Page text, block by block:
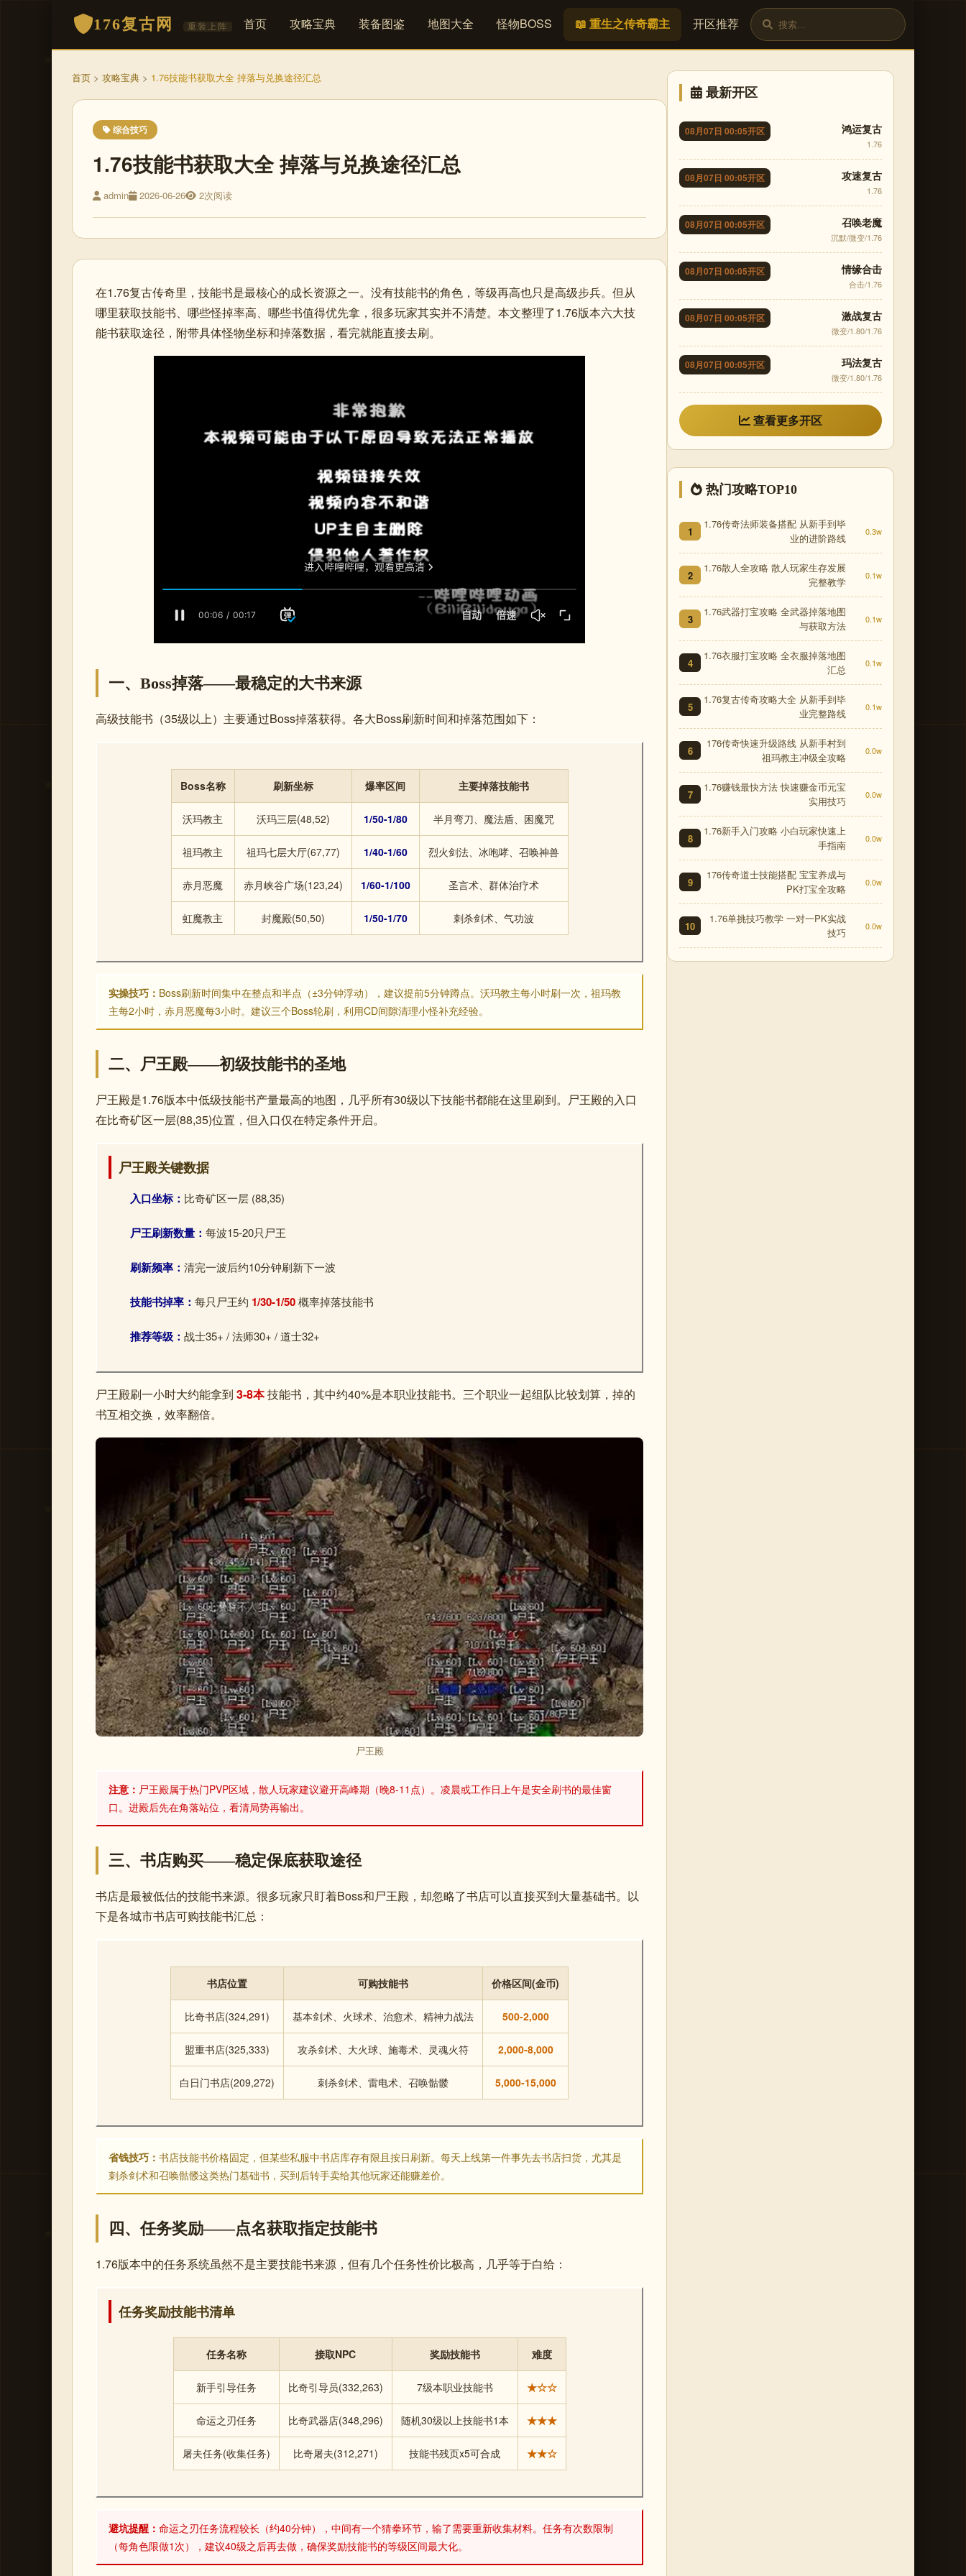
176复古网 重装上阵 首页 攻略宝典 装备图鉴 地图大全 怪物BOSS 📖 重生之传奇霸主 开区推荐
首页 > 攻略宝典 > 1.76技能书获取大全 掉落与兑换途径汇总
综合技巧
1.76技能书获取大全 掉落与兑换途径汇总
admin 2026-06-26 2次阅读
在1.76复古传奇里，技能书是最核心的成长资源之一。没有技能书的角色，等级再高也只是高级步兵。但从
哪里获取技能书、哪些怪掉率高、哪些书值得优先拿，很多玩家其实并不清楚。本文整理了1.76版本六大技
能书获取途径，附带具体怪物坐标和掉落数据，看完就能直接去刷。
一、Boss掉落——最稳定的大书来源
高级技能书（35级以上）主要通过Boss掉落获得。各大Boss刷新时间和掉落范围如下：
Boss名称 刷新坐标 爆率区间 主要掉落技能书
沃玛教主 沃玛三层(48,52) 1/50-1/80 半月弯刀、魔法盾、困魔咒
祖玛教主 祖玛七层大厅(67,77) 1/40-1/60 烈火剑法、冰咆哮、召唤神兽
赤月恶魔 赤月峡谷广场(123,24) 1/60-1/100 圣言术、群体治疗术
虹魔教主 封魔殿(50,50) 1/50-1/70 刺杀剑术、气功波
实操技巧： Boss刷新时间集中在整点和半点（±3分钟浮动），建议提前5分钟蹲点。沃玛教主每小时刷一次，祖玛教
主每2小时，赤月恶魔每3小时。建议三个Boss轮刷，利用CD间隙清理小怪补充经验。
二、尸王殿——初级技能书的圣地
尸王殿是1.76版本中低级技能书产量最高的地图，几乎所有30级以下技能书都能在这里刷到。尸王殿的入口
在比奇矿区一层(88,35)位置，但入口仅在特定条件开启。
尸王殿关键数据
入口坐标： 比奇矿区一层 (88,35)
尸王刷新数量： 每波15-20只尸王
刷新频率： 清完一波后约10分钟刷新下一波
技能书掉率： 每只尸王约 1/30-1/50概率掉落技能书
推荐等级： 战士35+ / 法师30+ / 道士32+
尸王殿刷一小时大约能拿到 3-8本技能书，其中约40%是本职业技能书。三个职业一起组队比较划算，掉的
书互相交换，效率翻倍。
尸王殿
注意： 尸王殿属于热门PVP区域，散人玩家建议避开高峰期（晚8-11点）。凌晨或工作日上午是安全刷书的最佳窗
口。进殿后先在角落站位，看清局势再输出。
三、书店购买——稳定保底获取途径
书店是最被低估的技能书来源。很多玩家只盯着Boss和尸王殿，却忽略了书店可以直接买到大量基础书。以
下是各城市书店可购技能书汇总：
书店位置 可购技能书 价格区间(金币)
比奇书店(324,291) 基本剑术、火球术、治愈术、精神力战法 500-2,000
盟重书店(325,333) 攻杀剑术、大火球、施毒术、灵魂火符 2,000-8,000
白日门书店(209,272) 刺杀剑术、雷电术、召唤骷髅 5,000-15,000
省钱技巧： 书店技能书价格固定，但某些私服中书店库存有限且按日刷新。每天上线第一件事先去书店扫货，尤其是
刺杀剑术和召唤骷髅这类热门基础书，买到后转手卖给其他玩家还能赚差价。
四、任务奖励——点名获取指定技能书
1.76版本中的任务系统虽然不是主要技能书来源，但有几个任务性价比极高，几乎等于白给：
任务奖励技能书清单
任务名称 接取NPC 奖励技能书 难度
新手引导任务 比奇引导员(332,263) 7级本职业技能书 ★☆☆
命运之刃任务 比奇武器店(348,296) 随机30级以上技能书1本 ★★★
屠夫任务(收集任务) 比奇屠夫(312,271) 技能书残页x5可合成 ★★☆
避坑提醒： 命运之刃任务流程较长（约40分钟），中间有一个猜拳环节，输了需要重新收集材料。任务有次数限制
（每角色限做1次），建议40级之后再去做，确保奖励技能书的等级区间最大化。
最新开区
08月07日 00:05开区 鸿运复古
1.76
08月07日 00:05开区 攻速复古
1.76
08月07日 00:05开区 召唤老魔
沉默/微变/1.76
08月07日 00:05开区 情缘合击
合击/1.76
08月07日 00:05开区 激战复古
微变/1.80/1.76
08月07日 00:05开区 玛法复古
微变/1.80/1.76
查看更多开区
热门攻略TOP10
1
1.76传奇法师装备搭配 从新手到毕
业的进阶路线
0.3w
2
1.76散人全攻略 散人玩家生存发展
完整教学
0.1w
3
1.76武器打宝攻略 全武器掉落地图
与获取方法
0.1w
4
1.76衣服打宝攻略 全衣服掉落地图
汇总
0.1w
5
1.76复古传奇攻略大全 从新手到毕
业完整路线
0.1w
6
176传奇快速升级路线 从新手村到
祖玛教主冲级全攻略
0.0w
7
1.76赚钱最快方法 快速赚金币元宝
实用技巧
0.0w
8
1.76新手入门攻略 小白玩家快速上
手指南
0.0w
9
176传奇道士技能搭配 宝宝养成与
PK打宝全攻略
0.0w
10
1.76单挑技巧教学 一对一PK实战
技巧
0.0w